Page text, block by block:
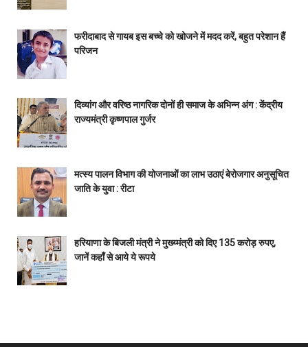
फरीदाबाद से गायब इस बच्चे को खोजने में मदद करें, बहुत परेशान हैं
परिजन
दिव्यांग और वरिष्ठ नागरिक दोनों ही समाज के अभिन्न अंग : केंद्रीय
राज्यमंत्री कृष्णपाल गुर्जर
मत्स्य पालन विभाग की योजनाओं का लाभ उठाएं बेरोजगार अनुसूचित
जाति के युवा : रीटा
हरियाणा के बिजली मंत्री ने मुख्य्मंत्री को दिए 135 करोड़ रुपए,
जानें कहाँ से आये ये रूपये